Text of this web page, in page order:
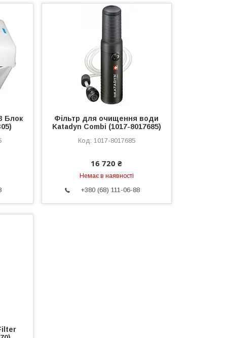
Блок
Фільтр для очищення води
Katadyn Combi (1017-8017685)
1017-8017685
16 720 ₴
Немає в наявності
+380 (68) 111-06-88